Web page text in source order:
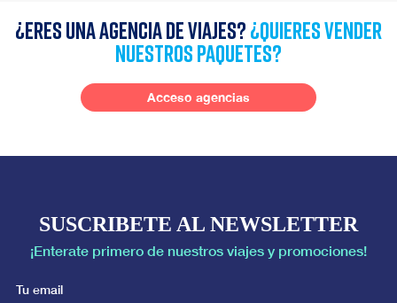
¿Eres una agencia de viajes?¿quieres vender
nuestros paquetes?
Acceso agencias
SUSCRIBETE AL NEWSLETTER
¡Enterate primero de nuestros viajes y promociones!